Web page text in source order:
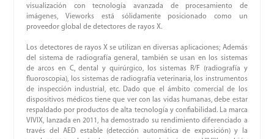
visualización con tecnología avanzada de procesamiento de
imágenes, Vieworks está sólidamente posicionado como un
proveedor global de detectores de rayos X.
Los detectores de rayos X se utilizan en diversas aplicaciones; Además
del sistema de radiografía general, también se usan en los sistemas
de arcos en C, dental y quirúrgico, los sistemas R/F (radiografía y
fluoroscopia), los sistemas de radiografía veterinaria, los instrumentos
de inspección industrial, etc. Dado que el ámbito comercial de los
dispositivos médicos tiene que ver con las vidas humanas, debe estar
respaldado por productos de alta tecnología y confiabilidad. La marca
VIVIX, lanzada en 2011, ha demostrado su rendimiento diferenciado a
través del AED estable (detección automática de exposición) y la